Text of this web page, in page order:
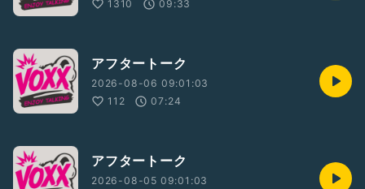
1310
09:33
アフタートーク
2026-08-06 09:01:03
112
07:24
アフタートーク
2026-08-05 09:01:03